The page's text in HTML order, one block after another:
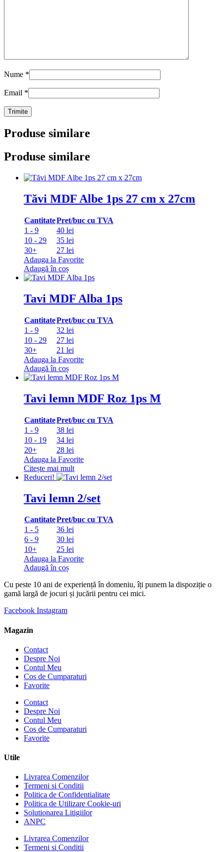
Nume *
Email *
Produse similare
Produse similare
Tăvi MDF Albe 1ps 27 cm x 27cm
CantitatePret/buc cu TVA
1 - 9
40 lei
10 - 29
35 lei
30+
27 lei
Adauga la Favorite
Adaugă în coș
Tavi MDF Alba 1ps
CantitatePret/buc cu TVA
1 - 9
32 lei
10 - 29
27 lei
30+
21 lei
Adauga la Favorite
Adaugă în coș
Tavi lemn MDF Roz 1ps M
CantitatePret/buc cu TVA
1 - 9
38 lei
10 - 19
34 lei
20+
28 lei
Adauga la Favorite
Citește mai mult
Reduceri!
Tavi lemn 2/set
CantitatePret/buc cu TVA
1 - 5
36 lei
6 - 9
30 lei
10+
25 lei
Adauga la Favorite
Adaugă în coș
Cu peste 10 ani de experiență în domeniu, îți punem la dispoziție o
gamă largă de jocuri și jucării pentru cei mici.
Facebook Instagram
Magazin
Contact
Despre Noi
Contul Meu
Cos de Cumparaturi
Favorite
Contact
Despre Noi
Contul Meu
Cos de Cumparaturi
Favorite
Utile
Livrarea Comenzilor
Termeni si Conditii
Politica de Confidentialitate
Politica de Utilizare Cookie-uri
Solutionarea Litigiilor
ANPC
Livrarea Comenzilor
Termeni si Conditii